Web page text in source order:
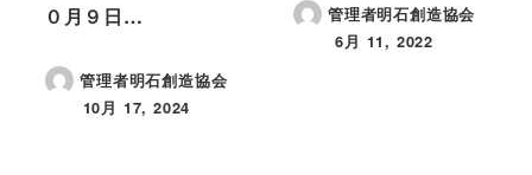
０月９日…
管理者明石創造協会
投稿日
10月 17, 2024
管理者明石創造協会
投稿日
6月 11, 2022